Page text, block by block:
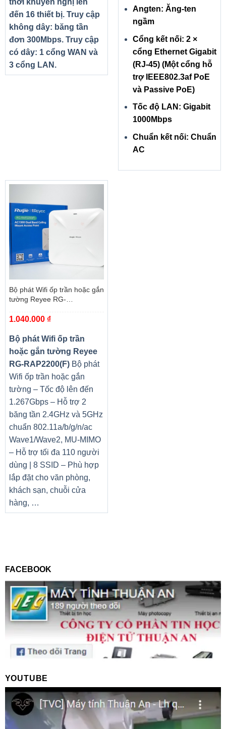
thời khuyến nghị lên
đến 16 thiết bị. Truy cập
không dây: băng tần
đơn 300Mbps. Truy cập
có dây: 1 cổng WAN và
3 cổng LAN.
Angten: Ăng-ten
ngầm
Cổng kết nối: 2 ×
cổng Ethernet Gigabit
(RJ-45) (Một cổng hỗ
trợ IEEE802.3af PoE
và Passive PoE)
Tốc độ LAN: Gigabit
1000Mbps
Chuẩn kết nối: Chuẩn
AC
Bộ phát Wifi ốp trần hoặc gắn
tường Reyee RG-
1.040.000 ₫
Bộ phát Wifi ốp trần
hoặc gắn tường Reyee
RG-RAP2200(F)Bộ phát
Wifi ốp trần hoặc gắn
tường – Tốc độ lên đến
1.267Gbps – Hỗ trợ 2
băng tần 2.4GHz và 5GHz
chuẩn 802.11a/b/g/n/ac
Wave1/Wave2, MU-MIMO
– Hỗ trợ tối đa 110 người
dùng | 8 SSID – Phù hợp
lắp đặt cho văn phòng,
khách sạn, chuỗi cửa
hàng, …
FACEBOOK
YOUTUBE